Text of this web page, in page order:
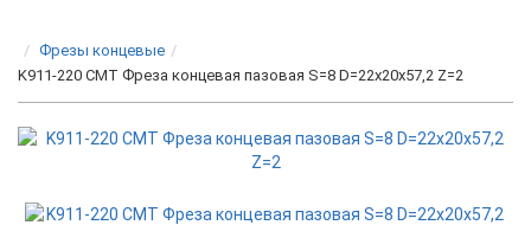
Фрезы концевые
K911-220 CMT Фреза концевая пазовая S=8 D=22x20x57,2 Z=2